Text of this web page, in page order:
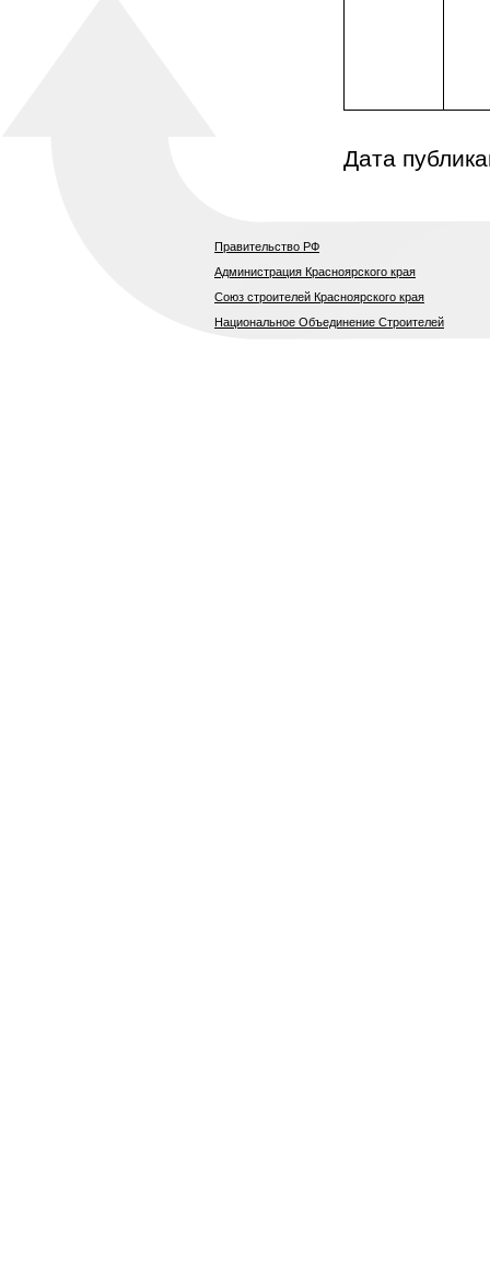
Дата
Правительство РФ
Администрация Красноярского края
Союз строителей Красноярского края
Национальное Объединение Строителей